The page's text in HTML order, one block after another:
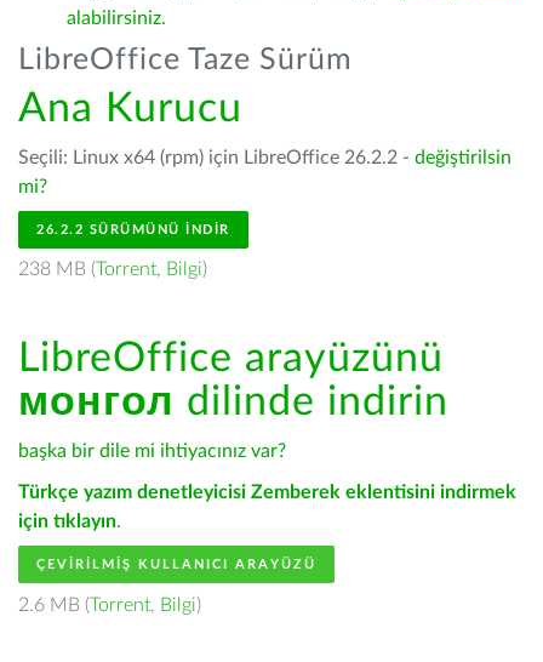
alabilirsiniz.
LibreOffice Taze Sürüm
Ana Kurucu
Seçili: Linux x64 (rpm) için LibreOffice 26.2.2 - değiştirilsin
mi?
26.2.2 SÜRÜMÜNÜ İNDIR
238 MB (Torrent, Bilgi)
LibreOffice arayüzünü
монгол dilinde indirin
başka bir dile mi ihtiyacınız var?
Türkçe yazım denetleyicisi Zemberek eklentisini indirmek
için tıklayın.
ÇEVIRILMIŞ KULLANICI ARAYÜZÜ
2.6 MB (Torrent, Bilgi)